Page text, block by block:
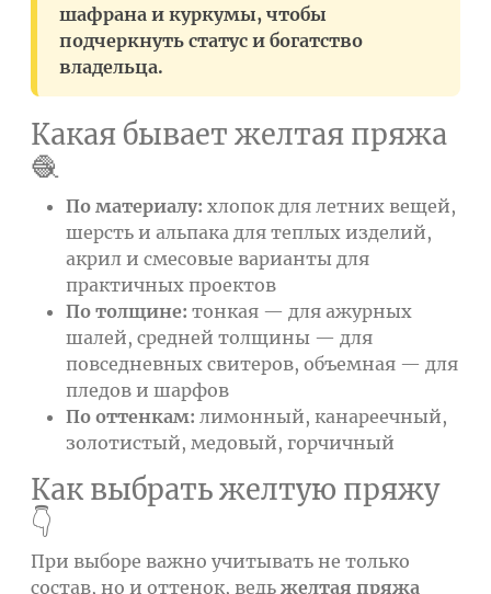
шафрана и куркумы, чтобы
подчеркнуть статус и богатство
владельца.
Какая бывает желтая пряжа
🧶
По материалу: хлопок для летних вещей,
шерсть и альпака для теплых изделий,
акрил и смесовые варианты для
практичных проектов
По толщине: тонкая — для ажурных
шалей, средней толщины — для
повседневных свитеров, объемная — для
пледов и шарфов
По оттенкам: лимонный, канареечный,
золотистый, медовый, горчичный
Как выбрать желтую пряжу
👇
При выборе важно учитывать не только
состав, но и оттенок, ведь желтая пряжа